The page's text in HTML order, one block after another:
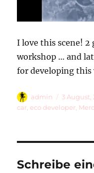
I love this scene!
workshop … and
for developing this
Autor
admin
am
3 August,
car eco developer
Schreibe